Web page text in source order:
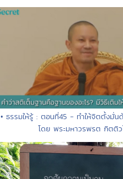
• ธรรมให้รู้ : ตอนที่45 - ทำให้จิตตั้งมั่น
โดย พระมหาวรพรต กิตติว